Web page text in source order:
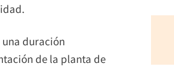
duración
de la planta de